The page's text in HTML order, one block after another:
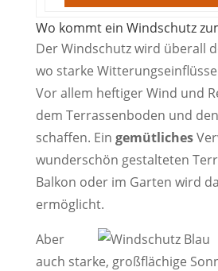
Wo kommt ein Windschutz
Der Windschutz wird überall
wo starke
Vor allem heftiger Wind und
dem Terrassenboden und
schaffen. Ein gemütliches
wunderschön gestalteten
Balkon oder im Garten wird
ermöglicht.
Aber
auch starke, großflächige